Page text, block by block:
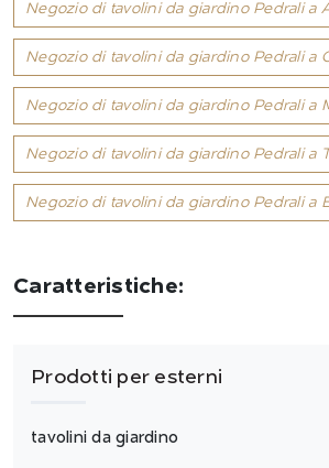
Negozio di tavolini da giardino Pedrali a
Negozio di tavolini da giardino Pedrali a
Negozio di tavolini da giardino Pedrali a
Negozio di tavolini da giardino Pedrali a
Negozio di tavolini da giardino Pedrali a
Caratteristiche:
Prodotti per esterni
tavolini da giardino